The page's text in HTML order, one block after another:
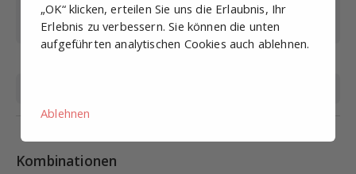
Betriebstemperatur
(°C)
0-60
Kombinationen
„OK“ klicken, erteilen Sie uns die Erlaubnis, Ihr
Erlebnis zu verbessern. Sie können die unten
aufgeführten analytischen Cookies auch ablehnen.
Ablehnen